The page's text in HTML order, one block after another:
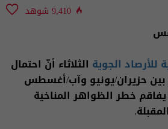
9,410 شوهد
للأرصاد الجوية الثلاثاء أنّ احتمال
بين حزيران/يونيو وآب/أغسطس